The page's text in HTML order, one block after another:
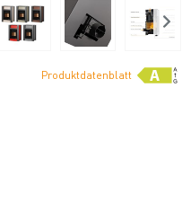
Produktdatenblatt